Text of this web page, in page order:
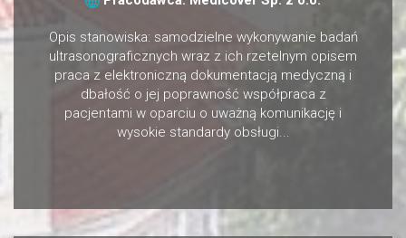
Opis stanowiska: samodzielne wykonywanie badań
ultrasonograficznych wraz z ich rzetelnym opisem
praca z elektroniczną dokumentacją medyczną i
dbałość o jej poprawność współpraca z
pacjentami w oparciu o uważną komunikację i
wysokie standardy obsługi...